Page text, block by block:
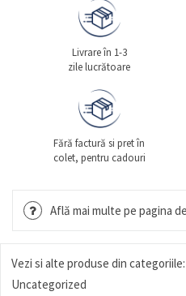
Livrare în 1-3
zile lucrătoare
Fără factură si pret în
colet, pentru cadouri
Află mai multe pe pagina
Vezi si alte produse din categoriile:
Uncategorized